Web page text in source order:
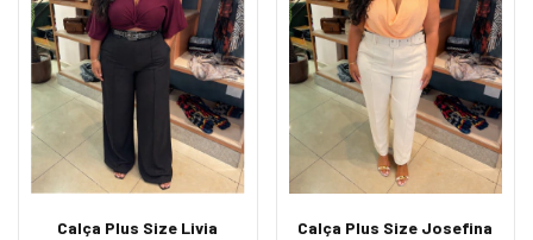
Calça Plus Size Livia Calça Plus Size Josefina